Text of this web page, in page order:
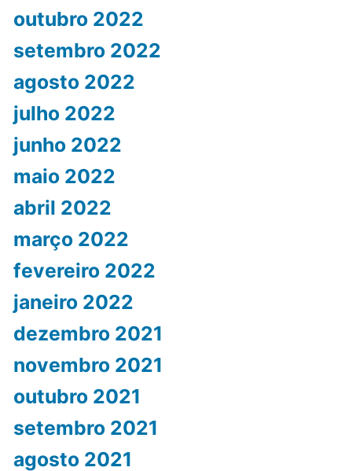
outubro 2022
setembro 2022
agosto 2022
julho 2022
junho 2022
maio 2022
abril 2022
março 2022
fevereiro 2022
janeiro 2022
dezembro 2021
novembro 2021
outubro 2021
setembro 2021
agosto 2021